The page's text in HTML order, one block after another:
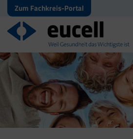
Zum Fachkreis-Portal